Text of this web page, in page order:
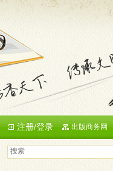
出版商务网
注册/登录